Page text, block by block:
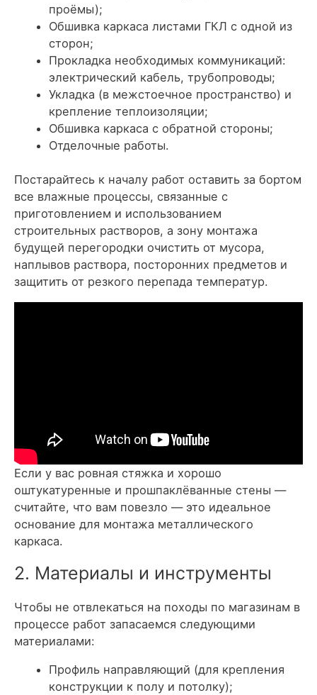
проёмы);
Обшивка каркаса листами ГКЛ с одной из
сторон;
Прокладка необходимых коммуникаций:
электрический кабель, трубопроводы;
Укладка (в межстоечное пространство) и
крепление теплоизоляции;
Обшивка каркаса с обратной стороны;
Отделочные работы.
Постарайтесь к началу работ оставить за бортом
все влажные процессы, связанные с
приготовлением и использованием
строительных растворов, а зону монтажа
будущей перегородки очистить от мусора,
наплывов раствора, посторонних предметов и
защитить от резкого перепада температур.
Если у вас ровная стяжка и хорошо
оштукатуренные и прошпаклёванные стены —
считайте, что вам повезло — это идеальное
основание для монтажа металлического
каркаса.
2. Материалы и инструменты
Чтобы не отвлекаться на походы по магазинам в
процессе работ запасаемся следующими
материалами:
Профиль направляющий (для крепления
конструкции к полу и потолку);